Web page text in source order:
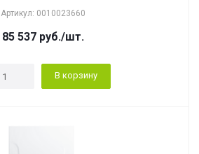
Артикул: 0010023660
85 537руб./шт.
В корзину